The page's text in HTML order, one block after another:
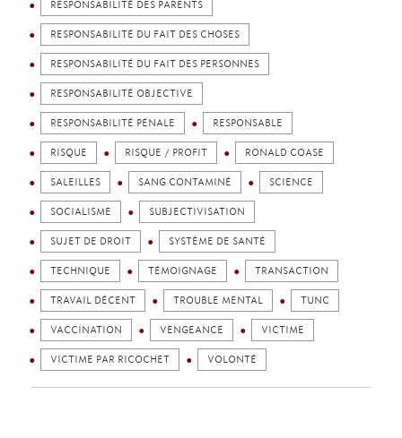
RESPONSABILITÉ DES PARENTS
RESPONSABILITÉ DU FAIT DES CHOSES
RESPONSABILITÉ DU FAIT DES PERSONNES
RESPONSABILITÉ OBJECTIVE
RESPONSABILITÉ PÉNALE RESPONSABLE
RISQUE RISQUE / PROFIT RONALD COASE
SALEILLES SANG CONTAMINÉ SCIENCE
SOCIALISME SUBJECTIVISATION
SUJET DE DROIT SYSTÈME DE SANTÉ
TECHNIQUE TÉMOIGNAGE TRANSACTION
TRAVAIL DÉCENT TROUBLE MENTAL TUNC
VACCINATION VENGEANCE VICTIME
VICTIME PAR RICOCHET VOLONTÉ